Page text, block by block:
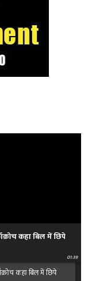
कहा बिल में छिपे
01:39
कहा बिल में छिपे